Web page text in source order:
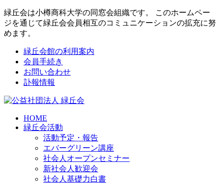
緑丘会は小樽商科大学の同窓会組織です。 このホームペー
ジを通じて緑丘会会員相互のコミュニケーションの拡充に努
めます。
緑丘会館の利用案内
会員手続き
お問い合わせ
訃報情報
HOME
緑丘会活動
活動予定・報告
エバーグリーン講座
社会人オープンセミナー
新社会人歓迎会
社会人基礎力白書